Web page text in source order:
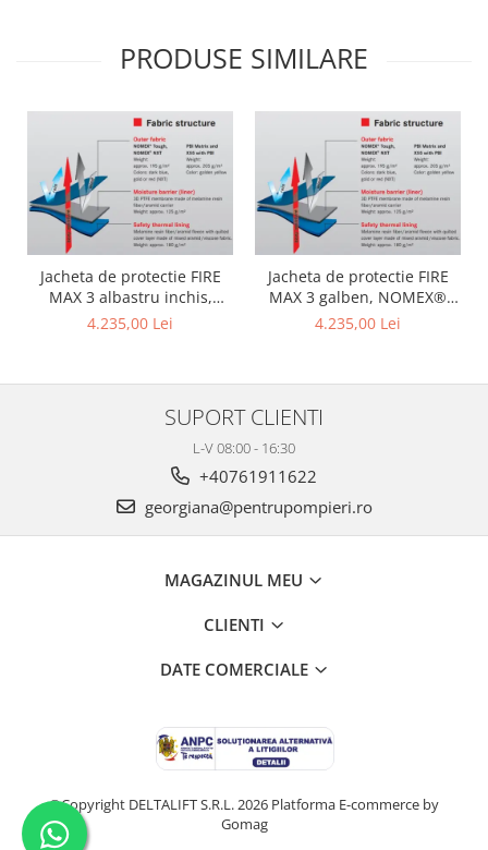
PRODUSE SIMILARE
Jacheta de protectie FIRE
MAX 3 albastru inchis,
NOMEX® TOUGHT
4.235,00 Lei
Jacheta de protectie FIRE
MAX 3 galben, NOMEX®
Tought
4.235,00 Lei
SUPORT CLIENTI
L-V 08:00 - 16:30
+40761911622
georgiana@pentrupompieri.ro
MAGAZINUL MEU
CLIENTI
DATE COMERCIALE
©Copyright DELTALIFT S.R.L. 2026 Platforma E-commerce by
Gomag